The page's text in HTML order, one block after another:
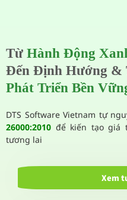
Từ Hành Động
Đến Định Hướng &
Phát Triển Bền
DTS Software Vietnam tự
26000:2010 để kiến tạo giá
tương lai
Xem